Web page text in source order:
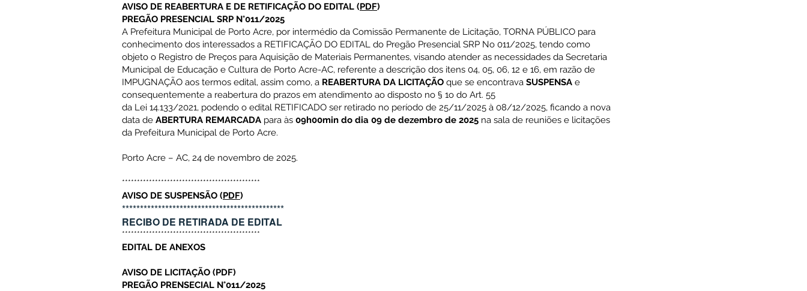
AVISO DE REABERTURA E DE RETIFICAÇÃO DO EDITAL (PDF)
PREGÃO PRESENCIAL SRP N°011/2025
A Prefeitura Municipal de Porto Acre, por intermédio da Comissão Permanente de Licitação, TORNA PÚBLICO para
conhecimento dos interessados a RETIFICAÇÃO DO EDITAL do Pregão Presencial SRP No 011/2025, tendo como
objeto o Registro de Preços para Aquisição de Materiais Permanentes, visando atender as necessidades da Secretaria
Municipal de Educação e Cultura de Porto Acre-AC, referente a descrição dos itens 04, 05, 06, 12 e 16, em razão de
IMPUGNAÇÃO aos termos edital, assim como, a REABERTURA DA LICITAÇÃO que se encontrava SUSPENSA e
consequentemente a reabertura do prazos em atendimento ao disposto no § 1o do Art. 55
da Lei 14.133/2021, podendo o edital RETIFICADO ser retirado no período de 25/11/2025 à 08/12/2025, ficando a nova
data de ABERTURA REMARCADA para às 09h00min do dia 09 de dezembro de 2025 na sala de reuniões e licitações
da Prefeitura Municipal de Porto Acre.
Porto Acre – AC, 24 de novembro de 2025.
**********************************************
AVISO DE SUSPENSÃO (PDF)
*********************************************
RECIBO DE RETIRADA DE EDITAL
**********************************************
EDITAL DE ANEXOS
AVISO DE LICITAÇÃO (PDF)
PREGÃO PRENSECIAL N°011/2025